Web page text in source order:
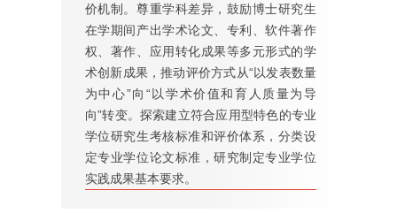
价机制。尊重学科差异，鼓励博士研究生
在学期间产出学术论文、专利、软件著作
权、著作、应用转化成果等多元形式的学
术创新成果，推动评价方式从“以发表数量
为中心”向“以学术价值和育人质量为导
向”转变。探索建立符合应用型特色的专业
学位研究生考核标准和评价体系，分类设
定专业学位论文标准，研究制定专业学位
实践成果基本要求。